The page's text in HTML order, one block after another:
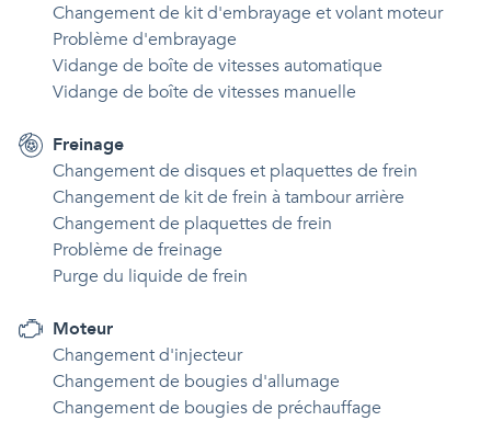
Changement de kit d'embrayage et volant moteur
Problème d'embrayage
Vidange de boîte de vitesses automatique
Vidange de boîte de vitesses manuelle
Freinage
Changement de disques et plaquettes de frein
Changement de kit de frein à tambour arrière
Changement de plaquettes de frein
Problème de freinage
Purge du liquide de frein
Moteur
Changement d'injecteur
Changement de bougies d'allumage
Changement de bougies de préchauffage